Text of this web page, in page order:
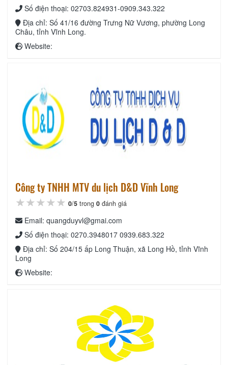
Số điện thoại: 02703.824931-0909.343.322
Địa chỉ: Số 41/16 đường Trưng Nữ Vương, phường Long
Châu, tỉnh Vĩnh Long.
Website:
Công ty TNHH MTV du lịch D&D Vĩnh Long
★★★★★
★★★★★
★★★★★ 0/5 trong 0 đánh giá
Email: quangduyvl@gmai.com
Số điện thoại: 0270.3948017 0939.683.322
Địa chỉ: Số 204/15 ấp Long Thuận, xã Long Hồ, tỉnh Vĩnh
Long
Website: